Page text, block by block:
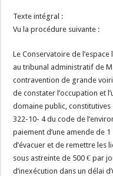
Texte intégral :
Vu la procédure suivante :
Le Conservatoire de
au tribunal administratif de
contravention de grande
de constater l’occupation et
domaine public, constitutives
322-10- 4 du code de
paiement d’une amende de
d’évacuer et de remettre les
sous astreinte de 500 € par
d’inexécution dans un délai